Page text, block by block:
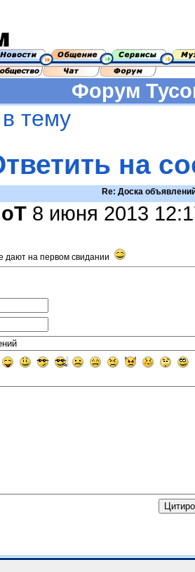
Форум
тему
на
Re: Доска
8 июня 2013
дают на первом свидании